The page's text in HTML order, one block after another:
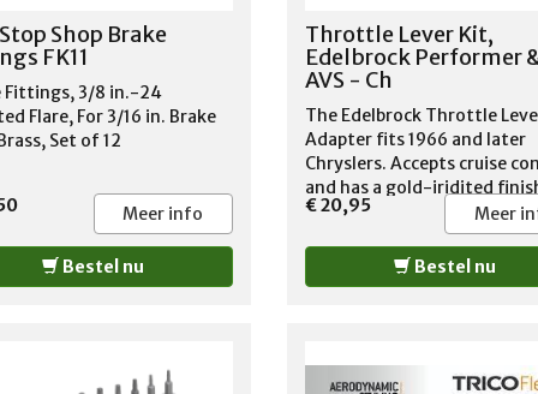
Shop Brake
FK11
Fittings, 3/8 in.-24
Flare, For 3/16 in. Brake
Set of 12
Meer info
Bestel nu
Throttle Lever Kit,
Edelbrock Performer
AVS - Ch
The Edelbrock Throttle
Adapter fits 1966 and later
Chryslers. Accepts cruise
and has a gold-iridited
match Edelbrock AVS2,
Performer Series Carbs.
throttle lever on carburetor
proper use For Edelbrock
€ 20,95 Meer
Bestel nu